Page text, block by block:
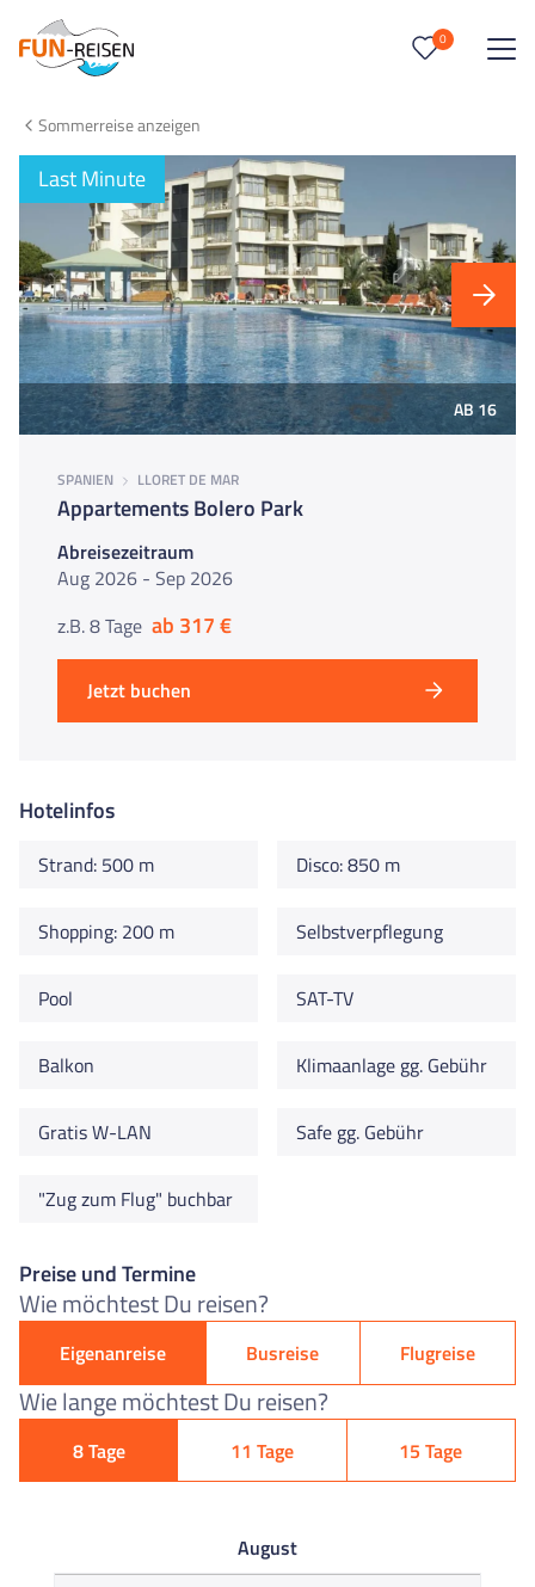
0
Keine Reisen auf der Merkliste
Sommerreise anzeigen
Last Minute
AB 16
SPANIEN LLORET DE MAR
Appartements Bolero Park
Abreisezeitraum
Aug 2026 - Sep 2026
z.B. 8 Tage ab 317 €
Jetzt buchen
Hotelinfos
Strand: 500 m Disco: 850 m
Shopping: 200 m Selbstverpflegung
Pool SAT-TV
Balkon Klimaanlage gg. Gebühr
Gratis W-LAN Safe gg. Gebühr
"Zug zum Flug" buchbar
Preise und Termine
Wie möchtest Du reisen?
Eigenanreise Busreise Flugreise
Wie lange möchtest Du reisen?
8 Tage 11 Tage 15 Tage
August